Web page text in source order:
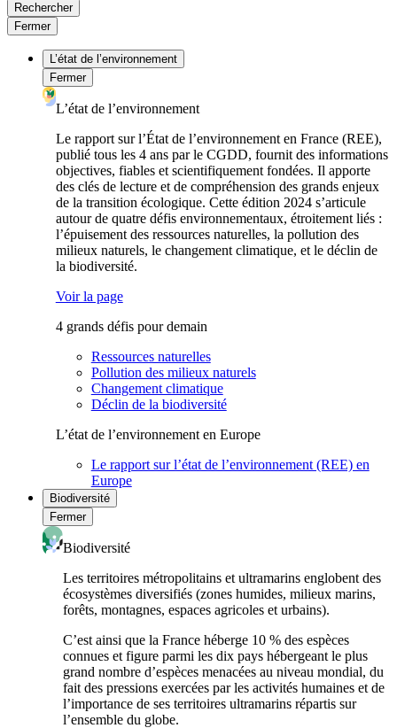
Rechercher
Fermer
L’état de l’environnement
Fermer
L’état de l’environnement
Le rapport sur l’État de l’environnement en France (REE),
publié tous les 4 ans par le CGDD, fournit des informations
objectives, fiables et scientifiquement fondées. Il apporte
des clés de lecture et de compréhension des grands enjeux
de la transition écologique. Cette édition 2024 s’articule
autour de quatre défis environnementaux, étroitement liés :
l’épuisement des ressources naturelles, la pollution des
milieux naturels, le changement climatique, et le déclin de
la biodiversité.
Voir la page
4 grands défis pour demain
Ressources naturelles
Pollution des milieux naturels
Changement climatique
Déclin de la biodiversité
L’état de l’environnement en Europe
Le rapport sur l’état de l’environnement (REE) en
Europe
Biodiversité
Fermer
Biodiversité
Les territoires métropolitains et ultramarins englobent des
écosystèmes diversifiés (zones humides, milieux marins,
forêts, montagnes, espaces agricoles et urbains).
C’est ainsi que la France héberge 10 % des espèces
connues et figure parmi les dix pays hébergeant le plus
grand nombre d’espèces menacées au niveau mondial, du
fait des pressions exercées par les activités humaines et de
l’importance de ses territoires ultramarins répartis sur
l’ensemble du globe.